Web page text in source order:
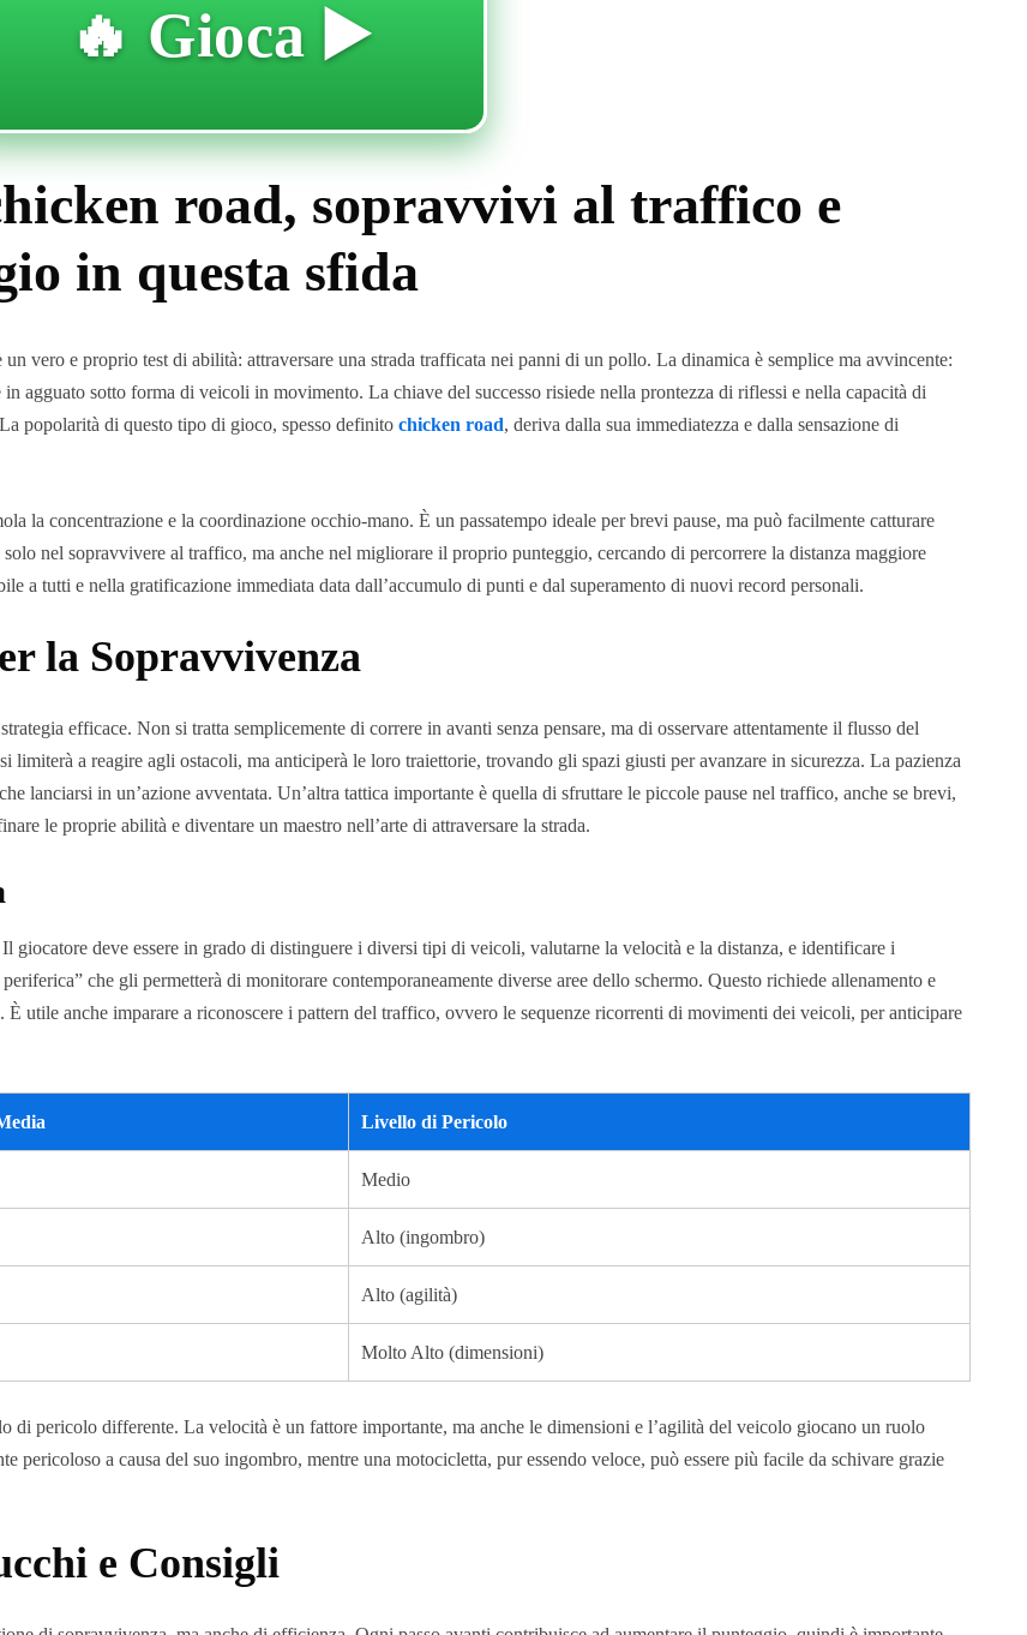
🔥 Gioca ▶️
road, sopravvivi al traffico e
in questa sfida
vero e proprio test di abilità: attraversare una strada trafficata nei panni di un pollo. La dinamica è semplice ma avvincente:
agguato sotto forma di veicoli in movimento. La chiave del successo risiede nella prontezza di riflessi e nella capacità di
popolarità di questo tipo di gioco, spesso definito chicken road, deriva dalla sua immediatezza e dalla sensazione di
la concentrazione e la coordinazione occhio-mano. È un passatempo ideale per brevi pause, ma può facilmente catturare
nel sopravvivere al traffico, ma anche nel migliorare il proprio punteggio, cercando di percorrere la distanza maggiore
a tutti e nella gratificazione immediata data dall’accumulo di punti e dal superamento di nuovi record personali.
la Sopravvivenza
efficace. Non si tratta semplicemente di correre in avanti senza pensare, ma di osservare attentamente il flusso del
a reagire agli ostacoli, ma anticiperà le loro traiettorie, trovando gli spazi giusti per avanzare in sicurezza. La pazienza
lanciarsi in un’azione avventata. Un’altra tattica importante è quella di sfruttare le piccole pause nel traffico, anche se brevi,
le proprie abilità e diventare un maestro nell’arte di attraversare la strada.
deve essere in grado di distinguere i diversi tipi di veicoli, valutarne la velocità e la distanza, e identificare i
che gli permetterà di monitorare contemporaneamente diverse aree dello schermo. Questo richiede allenamento e
utile anche imparare a riconoscere i pattern del traffico, ovvero le sequenze ricorrenti di movimenti dei veicoli, per anticipare
Livello di Pericolo
Medio
Alto (ingombro)
Alto (agilità)
Molto Alto (dimensioni)
pericolo differente. La velocità è un fattore importante, ma anche le dimensioni e l’agilità del veicolo giocano un ruolo
pericoloso a causa del suo ingombro, mentre una motocicletta, pur essendo veloce, può essere più facile da schivare grazie
e Consigli